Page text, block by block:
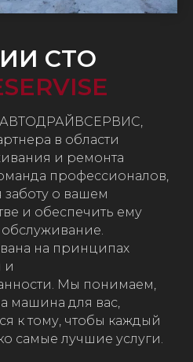
СТО
АВТОДРАЙВСЕРВИС,
в области
и ремонта
профессионалов,
заботу о вашем
и обеспечить ему
на принципах
и
Мы понимаем,
машина для вас,
к тому, чтобы каждый
самые лучшие услуги.